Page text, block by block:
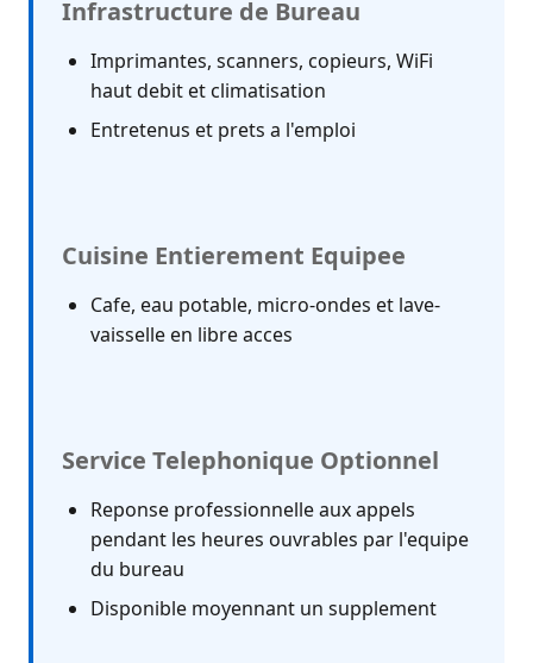
Infrastructure de Bureau
Imprimantes, scanners, copieurs, WiFi
haut debit et climatisation
Entretenus et prets a l'emploi
Cuisine Entierement Equipee
Cafe, eau potable, micro-ondes et lave-
vaisselle en libre acces
Service Telephonique Optionnel
Reponse professionnelle aux appels
pendant les heures ouvrables par l'equipe
du bureau
Disponible moyennant un supplement